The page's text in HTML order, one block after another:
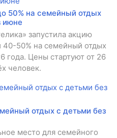
50% на семейный отдых
июне
запустила акцию
50% на семейный отдых
года. Цены стартуют от 26
человек.
отдых с детьми без
место для семейного